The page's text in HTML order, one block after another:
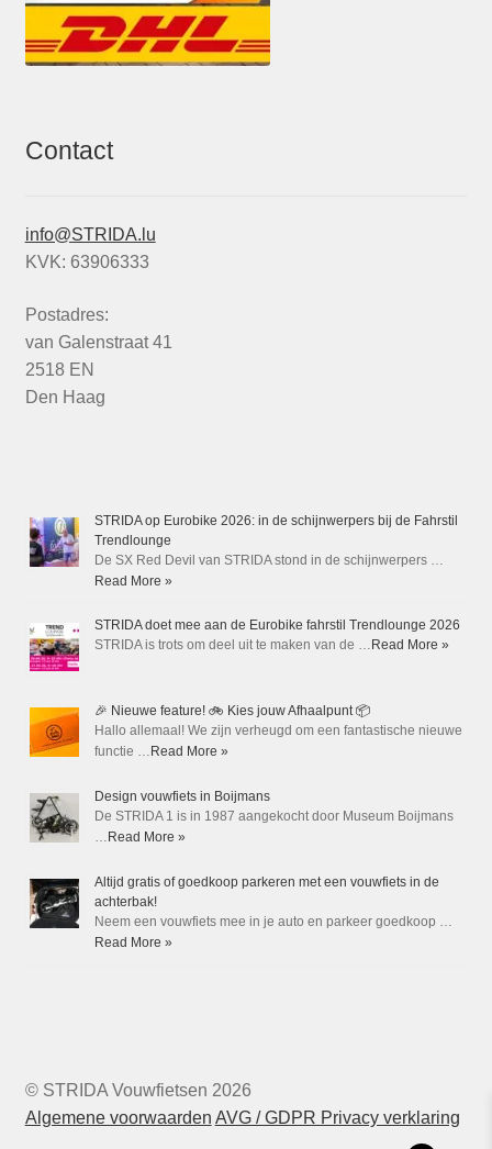
Contact
info@STRIDA.lu
KVK: 63906333
Postadres:
van Galenstraat 41
2518 EN
Den Haag
STRIDA op Eurobike 2026: in de schijnwerpers bij de Fahrstil
Trendlounge
De SX Red Devil van STRIDA stond in de schijnwerpers …
Read More »
STRIDA doet mee aan de Eurobike fahrstil Trendlounge 2026
STRIDA is trots om deel uit te maken van de … Read More »
🎉 Nieuwe feature! 🚲 Kies jouw Afhaalpunt 📦
Hallo allemaal! We zijn verheugd om een fantastische nieuwe
functie … Read More »
Design vouwfiets in Boijmans
De STRIDA 1 is in 1987 aangekocht door Museum Boijmans
… Read More »
Altijd gratis of goedkoop parkeren met een vouwfiets in de
achterbak!
Neem een vouwfiets mee in je auto en parkeer goedkoop …
Read More »
© STRIDA Vouwfietsen 2026
Algemene voorwaarden AVG / GDPR Privacy verklaring